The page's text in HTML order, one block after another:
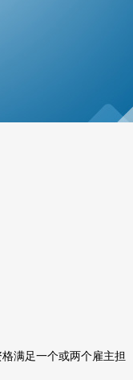
满足一个或两个雇主担